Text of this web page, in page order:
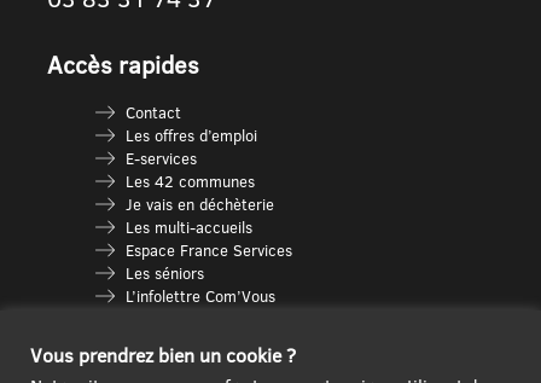
Accès rapides
Contact
Les offres d’emploi
E-services
Les 42 communes
Je vais en déchèterie
Les multi-accueils
Espace France Services
Les séniors
L’infolettre Com’Vous
Plan du site
Vous prendrez bien un cookie ?